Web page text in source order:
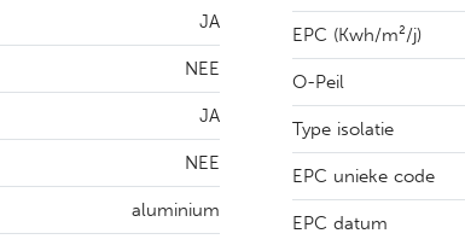
JA
NEE
JA
NEE
aluminium
EPC (Kwh/m²/j)
O-Peil
Type isolatie
EPC unieke code
EPC datum